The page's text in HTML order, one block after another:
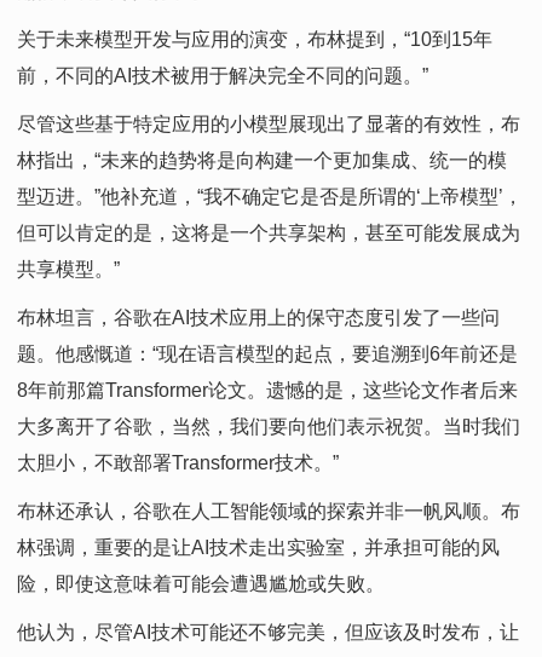
关于未来模型开发与应用的演变，布林提到，“10到15年
前，不同的AI技术被用于解决完全不同的问题。”
尽管这些基于特定应用的小模型展现出了显著的有效性，布
林指出，“未来的趋势将是向构建一个更加集成、统一的模
型迈进。”他补充道，“我不确定它是否是所谓的‘上帝模型’，
但可以肯定的是，这将是一个共享架构，甚至可能发展成为
共享模型。”
布林坦言，谷歌在AI技术应用上的保守态度引发了一些问
题。他感慨道：“现在语言模型的起点，要追溯到6年前还是
8年前那篇Transformer论文。遗憾的是，这些论文作者后来
大多离开了谷歌，当然，我们要向他们表示祝贺。当时我们
太胆小，不敢部署Transformer技术。”
布林还承认，谷歌在人工智能领域的探索并非一帆风顺。布
林强调，重要的是让AI技术走出实验室，并承担可能的风
险，即使这意味着可能会遭遇尴尬或失败。
他认为，尽管AI技术可能还不够完美，但应该及时发布，让